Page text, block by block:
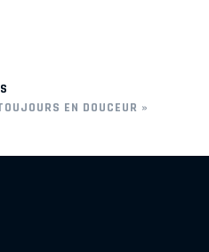
EN DOUCEUR »